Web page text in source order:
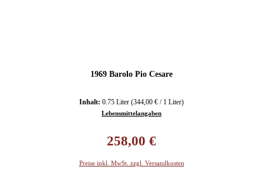
1969 Barolo Pio Cesare
Inhalt: 0.75 Liter (344,00 € / 1 Liter)
Lebensmittelangaben
258,00 €
Preise inkl. MwSt. zzgl. Versandkosten